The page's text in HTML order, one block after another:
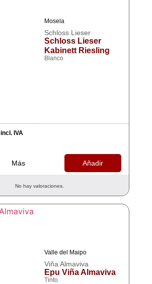
Mosela
Schloss Lieser
Schloss Lieser
Kabinett Riesling
Blanco
incl. IVA
Más Añadir
No hay valoraciones.
Valle del Maipo
Viña Almaviva
Epu Viña Almaviva
Tinto